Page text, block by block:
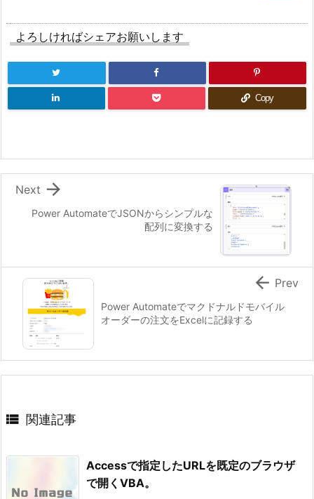
よろしければシェアお願いします
Copy
Power AutomateでJSONからシンプルな
配列に変換する

Next
Power Automateでマクドナルドモバイル
オーダーの注文をExcelに記録する
 Prev
 関連記事
Accessで指定したURLを既定のブラウザ
で開くVBA。